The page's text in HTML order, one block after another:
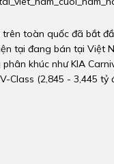
toàn quốc đã bắt
tại đang bán tại
khúc như KIA
Class (2,845 - 3,445 tỷ